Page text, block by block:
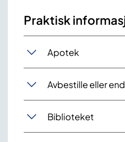
Praktisk
Apotek
Avbestille eller
Biblioteket